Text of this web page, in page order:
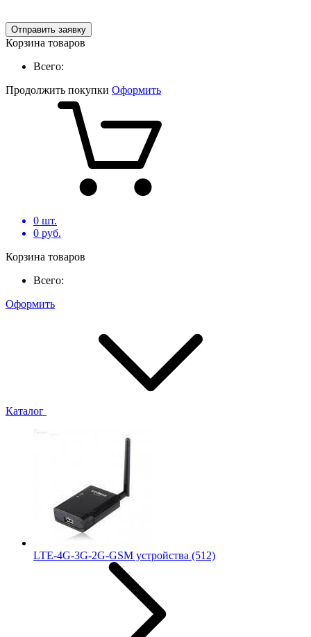
Отправить заявку
Корзина товаров
Всего:
Продолжить покупки Оформить
0 шт.
0 руб.
Корзина товаров
Всего:
Оформить
Каталог
LTE-4G-3G-2G-GSM устройства (512)